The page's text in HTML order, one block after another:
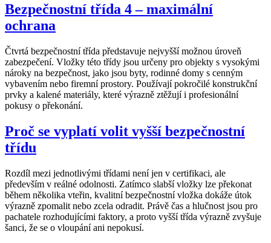
Bezpečnostní třída 4 – maximální
ochrana
Čtvrtá bezpečnostní třída představuje nejvyšší možnou úroveň
zabezpečení. Vložky této třídy jsou určeny pro objekty s vysokými
nároky na bezpečnost, jako jsou byty, rodinné domy s cenným
vybavením nebo firemní prostory. Používají pokročilé konstrukční
prvky a kalené materiály, které výrazně ztěžují i profesionální
pokusy o překonání.
Proč se vyplatí volit vyšší bezpečnostní
třídu
Rozdíl mezi jednotlivými třídami není jen v certifikaci, ale
především v reálné odolnosti. Zatímco slabší vložky lze překonat
během několika vteřin, kvalitní bezpečnostní vložka dokáže útok
výrazně zpomalit nebo zcela odradit. Právě čas a hlučnost jsou pro
pachatele rozhodujícími faktory, a proto vyšší třída výrazně zvyšuje
šanci, že se o vloupání ani nepokusí.